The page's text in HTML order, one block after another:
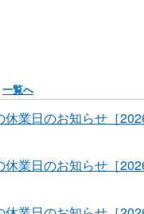
一覧へ
休業日のお知らせ［
休業日のお知らせ［